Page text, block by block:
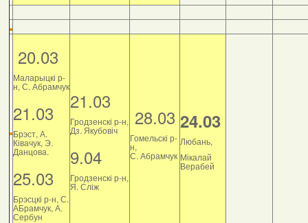
20.03
Маларыцкі р-
н, С. Абрамчук
21.03
Брэст, А.
Ківачук, Э.
Данцова.
25.03
Брэсцкі р-н, С.
АБрамчук, А.
Сербун
21.03
Гродзенскі р-н,
Дз. Якубовіч
9.04
Гродзенскі р-н,
Я. Сліж
28.03
Гомельскі р-
н,
С. Абрамчук
24.03
Любань,
Мікалай
Верабей